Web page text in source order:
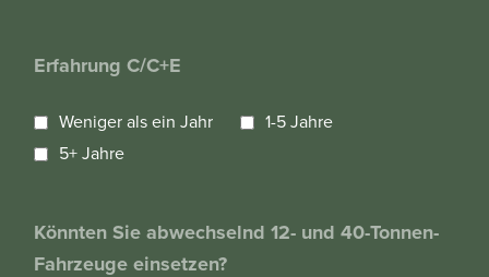
Erfahrung C/C+E
Weniger als ein Jahr
1-5 Jahre
5+ Jahre
Könnten Sie abwechselnd 12- und 40-Tonnen-
Fahrzeuge einsetzen?